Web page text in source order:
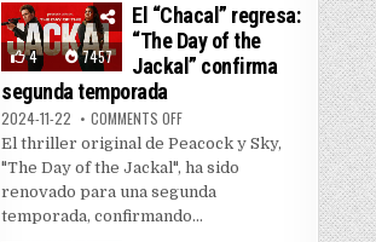
4 7457
El “Chacal” regresa:
“The Day of the
Jackal” confirma
segunda temporada
2024-11-22 COMMENTS OFFON EL “CHACAL” REGRESA:
El thriller original de Peacock y Sky,
"The Day of the Jackal", ha sido
renovado para una segunda
temporada, confirmando...